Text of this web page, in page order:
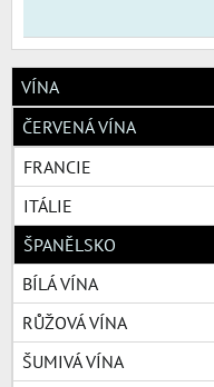
VÍNA
ČERVENÁ VÍNA
FRANCIE
ITÁLIE
ŠPANĚLSKO
BÍLÁ VÍNA
RŮŽOVÁ VÍNA
ŠUMIVÁ VÍNA